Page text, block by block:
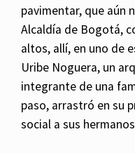
pavimentar, que aún
Alcaldía de Bogotá,
altos, allí, en uno de
Uribe Noguera, un
integrante de una
paso, arrastró en su
social a sus